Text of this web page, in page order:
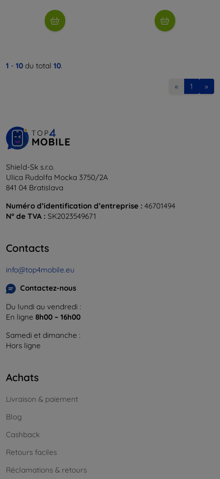
1 - 10 du total 10.
« 1 »
Shield-Sk s.r.o.
Ulica Rudolfa Mocka 3750/2A
841 04 Bratislava
Numéro d’identification d’entreprise : 46701494
N° de TVA : SK2023549671
Contacts
info@top4mobile.eu
Contactez-nous
Du lundi au vendredi :
En ligne 8h00 – 16h00
Samedi et dimanche :
Hors ligne
Achats
Livraison & paiement
Blog
Cashback
Retours faciles
Réclamations & retours